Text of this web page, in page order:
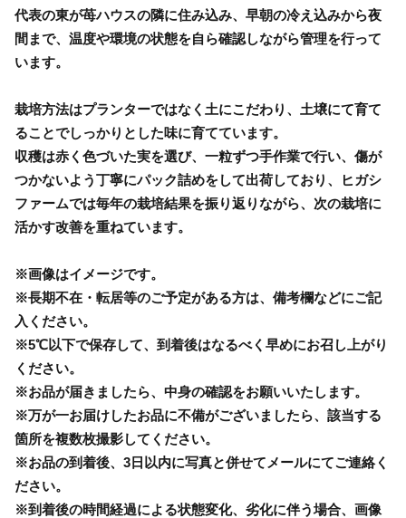
代表の東が苺ハウスの隣に住み込み、早朝の冷え込みから夜
間まで、温度や環境の状態を自ら確認しながら管理を行って
います。
栽培方法はプランターではなく土にこだわり、土壌にて育て
ることでしっかりとした味に育てています。
収穫は赤く色づいた実を選び、一粒ずつ手作業で行い、傷が
つかないよう丁寧にパック詰めをして出荷しており、ヒガシ
ファームでは毎年の栽培結果を振り返りながら、次の栽培に
活かす改善を重ねています。
※画像はイメージです。
※長期不在・転居等のご予定がある方は、備考欄などにご記
入ください。
※5℃以下で保存して、到着後はなるべく早めにお召し上がり
ください。
※お品が届きましたら、中身の確認をお願いいたします。
※万が一お届けしたお品に不備がございましたら、該当する
箇所を複数枚撮影してください。
※お品の到着後、3日以内に写真と併せてメールにてご連絡く
ださい。
※到着後の時間経過による状態変化、劣化に伴う場合、画像